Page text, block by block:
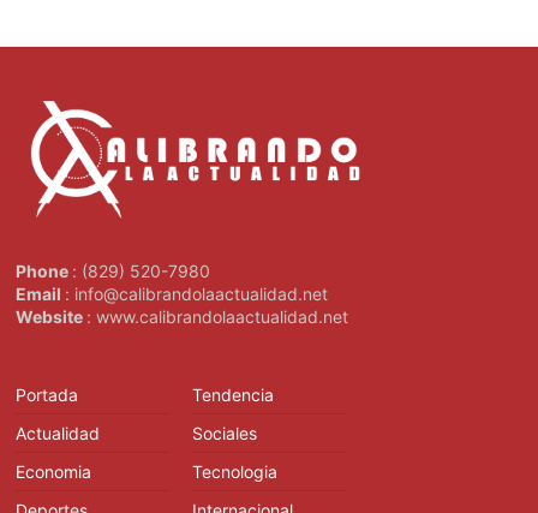
Phone : (829) 520-7980
Email : info@calibrandolaactualidad.net
Website : www.calibrandolaactualidad.net
Portada
Actualidad
Economia
Tendencia
Sociales
Tecnologia